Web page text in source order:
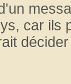
car ils